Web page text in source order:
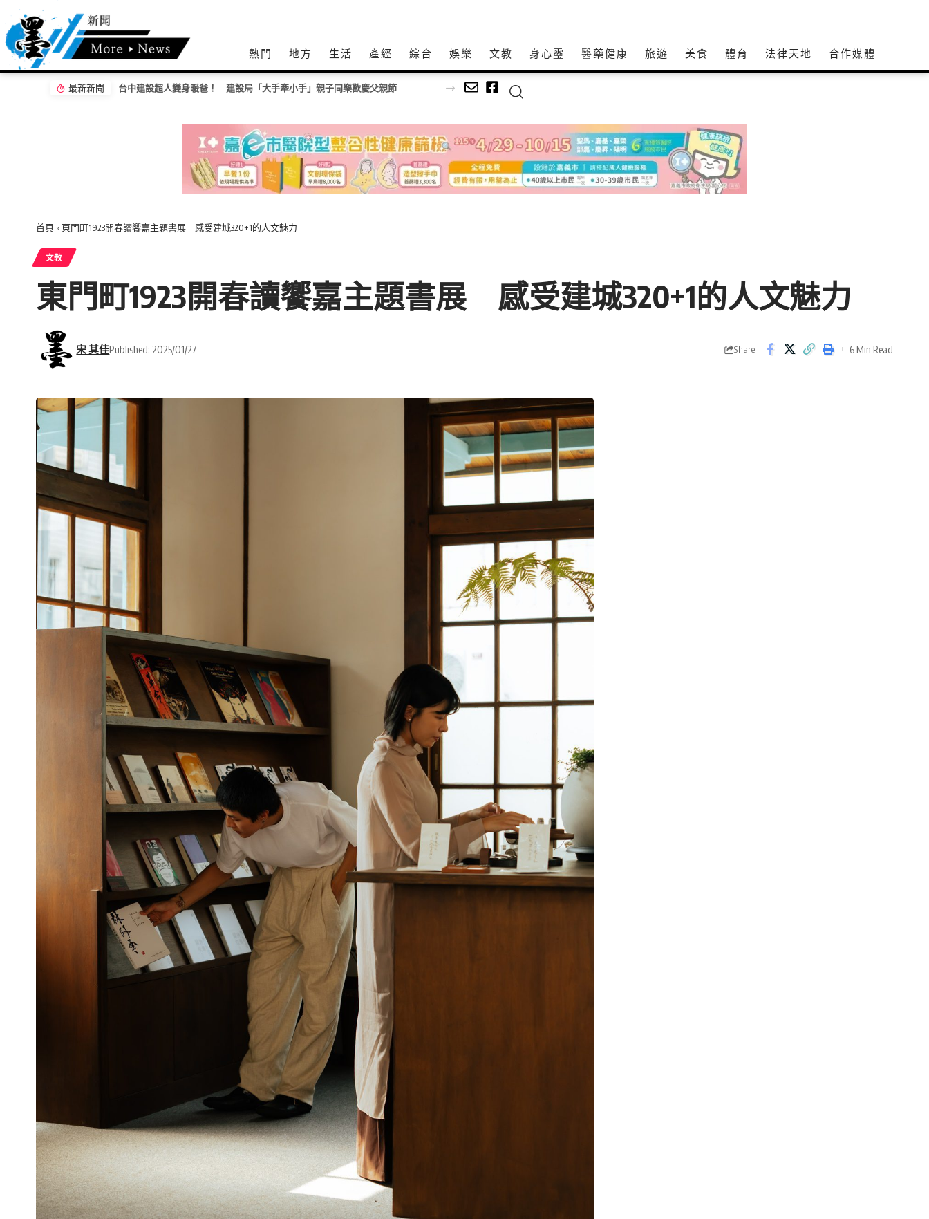
熱門 地方 生活 產經 綜合 娛樂 文教 身心𩆜 醫藥健康 旅遊 美食 體育 法律天地 合作媒體
最新新聞 台中建設超人變身暖爸！ 建設局「大手牽小手」親子同樂歡慶父親節
首頁 »東門町1923開春讀饗嘉主題書展 感受建城320+1的人文魅力
文教
東門町1923開春讀饗嘉主題書展 感受建城320+1的人文魅力
宋 其佳Published: 2025/01/27 Share 6 Min Read